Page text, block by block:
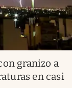
granizo a
en casi